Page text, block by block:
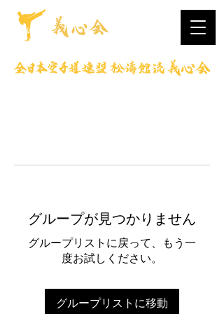
グループが見つかりません
グループリストに戻って、もう一
度お試しください。
グループリストに移動